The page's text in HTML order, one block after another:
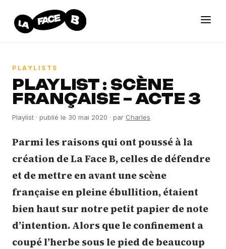
PLAYLISTS
PLAYLIST : SCÈNE
FRANÇAISE – ACTE 3
Playlist · publié le 30 mai 2020 · par Charles
Parmi les raisons qui ont poussé à la
création de La Face B, celles de défendre
et de mettre en avant une scène
française en pleine ébullition, étaient
bien haut sur notre petit papier de note
d’intention. Alors que le confinement a
coupé l’herbe sous le pied de beaucoup